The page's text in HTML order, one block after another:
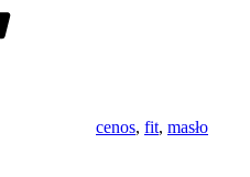
cenos, fit, masło